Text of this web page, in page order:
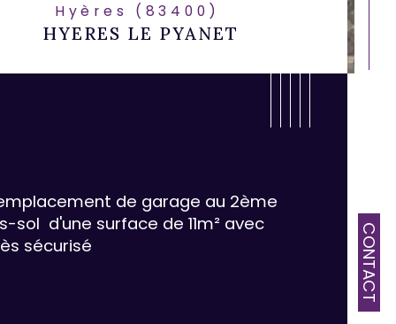
CONTACT
Hyères (83400)
HYERES LE PYANET
de garage au 2ème
sol  d'une surface de 11m² avec
sécurisé